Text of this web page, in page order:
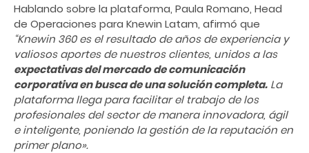
Hablando sobre la plataforma, Paula Romano, Head
de Operaciones para Knewin Latam, afirmó que
“Knewin 360 es el resultado de años de experiencia y
valiosos aportes de nuestros clientes, unidos a las
expectativas del mercado de comunicación
corporativa en busca de una solución completa. La
plataforma llega para facilitar el trabajo de los
profesionales del sector de manera innovadora, ágil
e inteligente, poniendo la gestión de la reputación en
primer plano».